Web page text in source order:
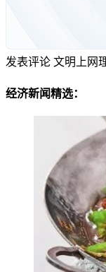
发表评论 文明上网
经济新闻精选：